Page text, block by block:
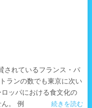
されているフランス・パ
ランの数でも東京に次い
ッパにおける食文化の
。 例
続きを読む